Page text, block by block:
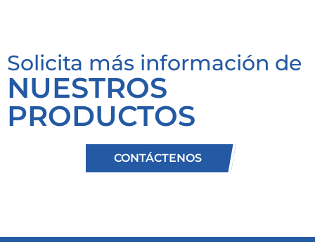
Solicita más información de
NUESTROS
PRODUCTOS
CONTÁCTENOS